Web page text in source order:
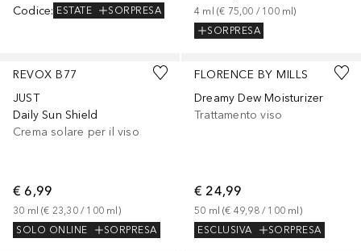
Codice: ESTATE SORPRESA 4 ml (€ 75,00 / 100 ml)
SORPRESA
REVOX B77
JUST
Daily Sun Shield
Crema solare per il viso
€ 6,99
30 ml (€ 23,30 / 100 ml)
SOLO ONLINE
SORPRESA
FLORENCE BY MILLS
Dreamy Dew Moisturizer
Trattamento viso
€ 24,99
50 ml (€ 49,98 / 100 ml)
ESCLUSIVA
SORPRESA
+1